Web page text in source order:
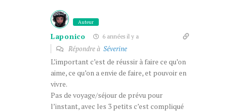
Auteur
Laponico 6 années il y a
Répondre à Séverine
L’important c’est de réussir à faire ce qu’on
aime, ce qu’on a envie de faire, et pouvoir en
vivre.
Pas de voyage/séjour de prévu pour
l’instant, avec les 3 petits c’est compliqué